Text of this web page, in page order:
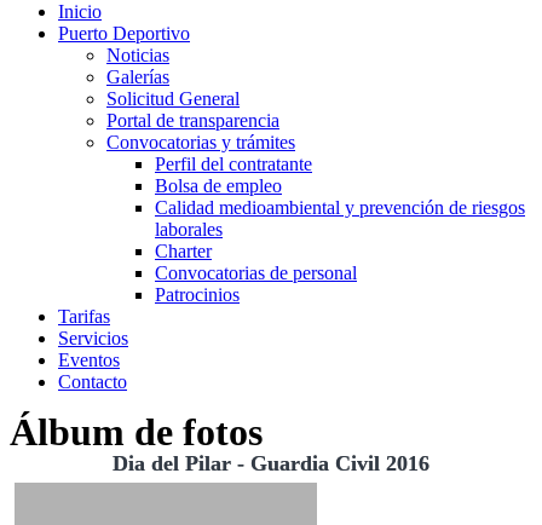
Inicio
Puerto Deportivo
Noticias
Galerías
Solicitud General
Portal de transparencia
Convocatorias y trámites
Perfil del contratante
Bolsa de empleo
Calidad medioambiental y prevención de riesgos
laborales
Charter
Convocatorias de personal
Patrocinios
Tarifas
Servicios
Eventos
Contacto
Álbum de fotos
Dia del Pilar - Guardia Civil 2016